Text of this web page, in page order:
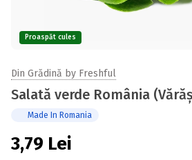
Proaspăt cules
Din Grădină by Freshful
Salată verde România
Made In Romania
3,79 Lei